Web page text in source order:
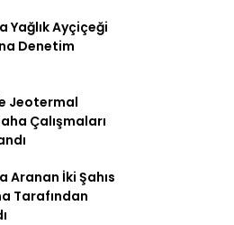
Yağlık Ayçiçeği
Denetim
Jeotermal
Çalışmaları
Aranan İki Şahıs
Tarafından